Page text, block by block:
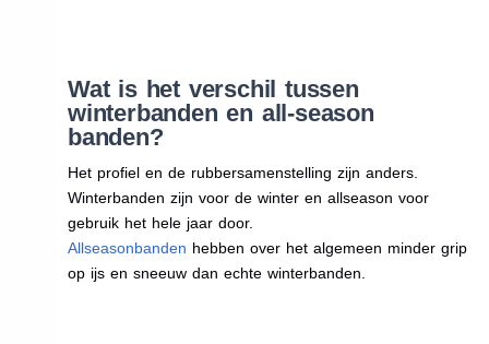
Wat is het verschil tussen
winterbanden en all-season
banden?
Het profiel en de rubbersamenstelling zijn anders.
Winterbanden zijn voor de winter en allseason voor
gebruik het hele jaar door.
Allseasonbanden hebben over het algemeen minder grip
op ijs en sneeuw dan echte winterbanden.